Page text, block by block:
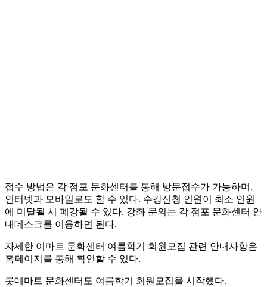
접수 방법은 각 점포 문화센터를 통해 방문접수가 가능하며,
인터넷과 모바일로도 할 수 있다. 수강신청 인원이 최소 인원
에 미달될 시 폐강될 수 있다. 강좌 문의는 각 점포 문화센터 안
내데스크를 이용하면 된다.
자세한 이마트 문화센터 여름학기 회원모집 관련 안내사항은
홈페이지를 통해 확인할 수 있다.
롯데마트 문화센터도 여름학기 회원모집을 시작했다.